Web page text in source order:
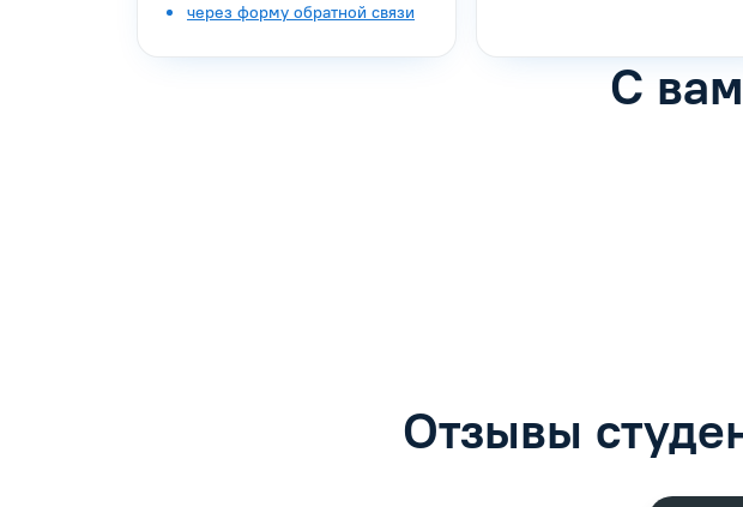
через форму обратной связи
С
Отзывы